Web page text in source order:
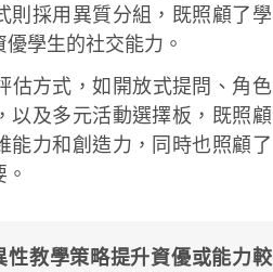
則採用異質分組，既照顧了學
學生的社交能力。
估方式，如開放式提問、角色
以及多元活動選擇板，既照顧
能力和創造力，同時也照顧了
教學策略提升資優或能力較